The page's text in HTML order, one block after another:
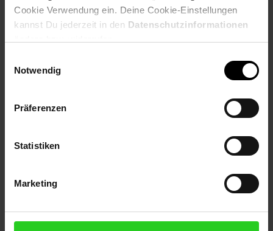
Cookie Verwendung ein. Deine Cookie-Einstellungen
kannst Du jederzeit in den Datenschutzinformationen
Notwendig
Präferenzen
Statistiken
Marketing
Produktbeschreibung
Die zwei Glaskeramik-Kochplatten mit Induktion und
240 °C oder in zehn Leistungsstufen erhitzt werden. Durch
schnelle Wärmezufuhr gibt es nur minimalen Energieverlust,
Artikel gehört zur Kategorie: